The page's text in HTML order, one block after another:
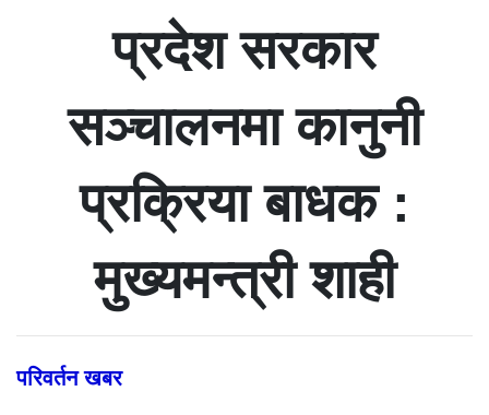
प्रदेश सरकार
सञ्चालनमा कानुनी
प्रक्रिया बाधक :
मुख्यमन्त्री शाही
परिवर्तन खबर